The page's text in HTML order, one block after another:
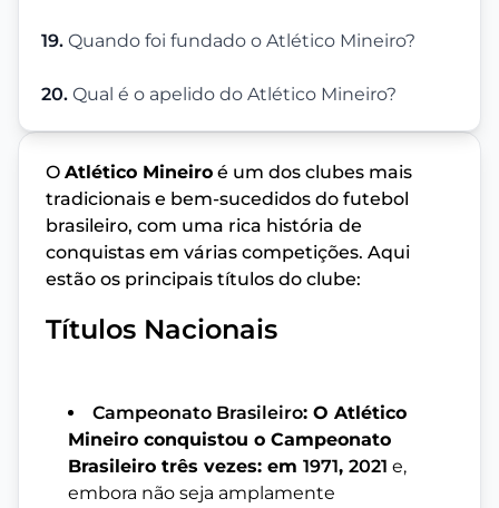
19. Quando foi fundado o Atlético Mineiro?
20. Qual é o apelido do Atlético Mineiro?
O Atlético Mineiro é um dos clubes mais
tradicionais e bem-sucedidos do futebol
brasileiro, com uma rica história de
conquistas em várias competições. Aqui
estão os principais títulos do clube:
Títulos Nacionais
Campeonato Brasileiro: O Atlético
Mineiro conquistou o Campeonato
Brasileiro três vezes: em 1971, 2021 e,
embora não seja amplamente